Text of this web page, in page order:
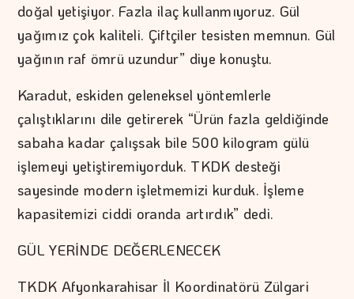
doğal yetişiyor. Fazla ilaç kullanmıyoruz. Gül
yağımız çok kaliteli. Çiftçiler tesisten memnun. Gül
yağının raf ömrü uzundur” diye konuştu.
Karadut, eskiden geleneksel yöntemlerle
çalıştıklarını dile getirerek “Ürün fazla geldiğinde
sabaha kadar çalışsak bile 500 kilogram gülü
işlemeyi yetiştiremiyorduk. TKDK desteği
sayesinde modern işletmemizi kurduk. İşleme
kapasitemizi ciddi oranda artırdık” dedi.
GÜL YERİNDE DEĞERLENECEK
TKDK Afyonkarahisar İl Koordinatörü Zülgari